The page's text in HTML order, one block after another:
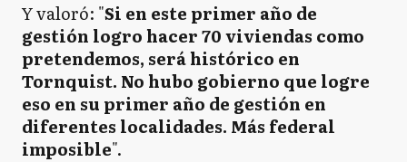
Y valoró: "Si en este primer año de
gestión logro hacer 70 viviendas como
pretendemos, será histórico en
Tornquist. No hubo gobierno que logre
eso en su primer año de gestión en
diferentes localidades. Más federal
imposible".